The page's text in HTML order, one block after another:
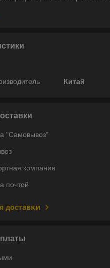
Китай
"Самовывоз"
компания
почтой
доставки